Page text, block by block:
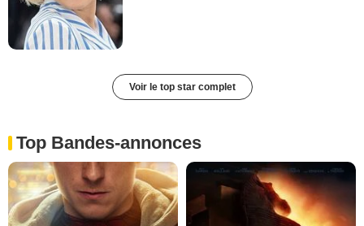
Voir le top star complet
Top Bandes-annonces